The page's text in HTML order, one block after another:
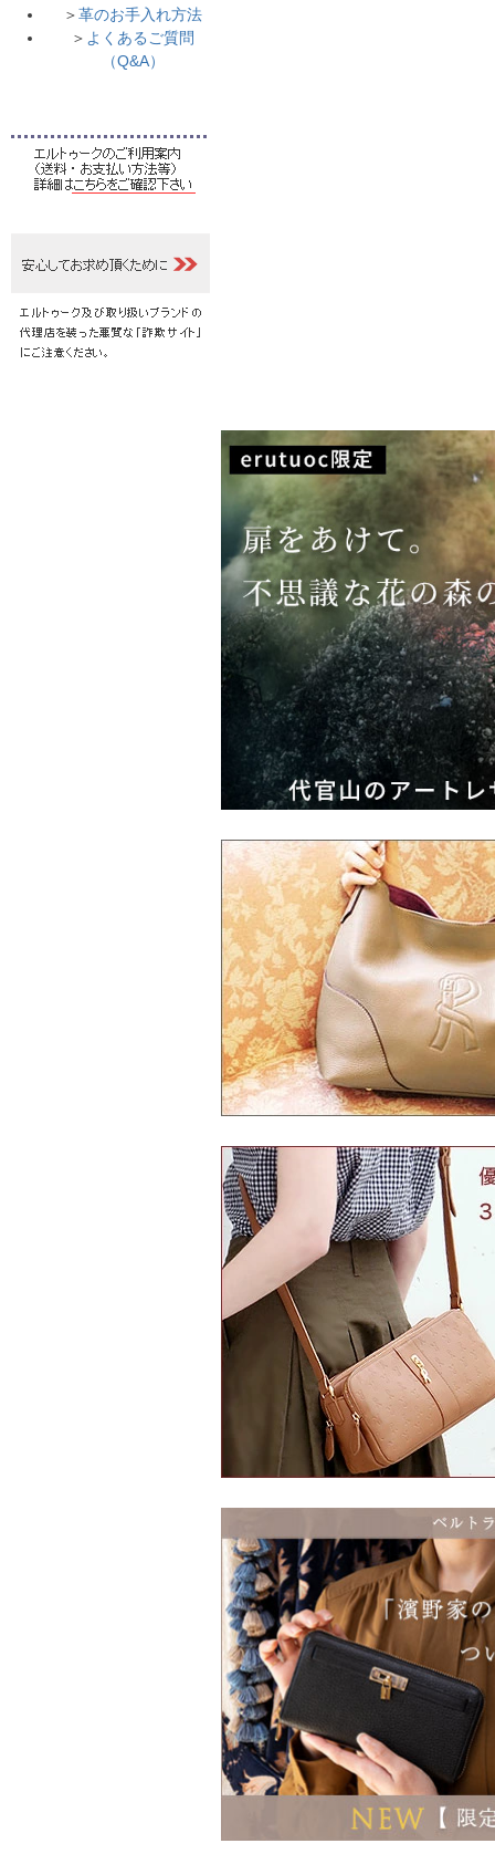
＞革のお手入れ方法
＞ よくあるご質問
（Q&A）